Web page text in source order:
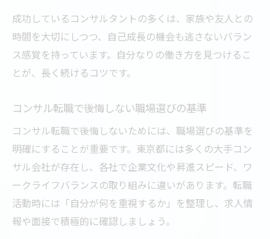
成功しているコンサルタントの多くは、家族や友人との
時間を大切にしつつ、自己成長の機会も逃さないバラン
ス感覚を持っています。自分なりの働き方を見つけるこ
とが、長く続けるコツです。
コンサル転職で後悔しない職場選びの基準
コンサル転職で後悔しないためには、職場選びの基準を
明確にすることが重要です。東京都には多くの大手コン
サル会社が存在し、各社で企業文化や昇進スピード、ワ
ークライフバランスの取り組みに違いがあります。転職
活動時には「自分が何を重視するか」を整理し、求人情
報や面接で積極的に確認しましょう。